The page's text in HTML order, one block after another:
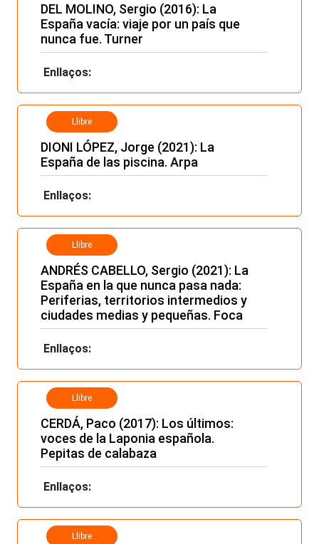
DEL MOLINO, Sergio (2016): La
España vacía: viaje por un país que
nunca fue. Turner
Enllaços:
Llibre
DIONI LÓPEZ, Jorge (2021): La
España de las piscina. Arpa
Enllaços:
Llibre
ANDRÉS CABELLO, Sergio (2021): La
España en la que nunca pasa nada:
Periferias, territorios intermedios y
ciudades medias y pequeñas. Foca
Enllaços:
Llibre
CERDÁ, Paco (2017): Los últimos:
voces de la Laponia española.
Pepitas de calabaza
Enllaços:
Llibre